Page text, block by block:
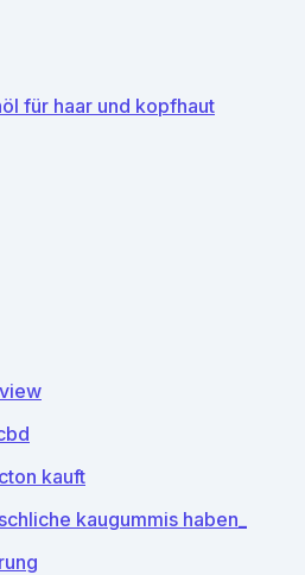
für haar und kopfhaut
kauft
kaugummis haben_